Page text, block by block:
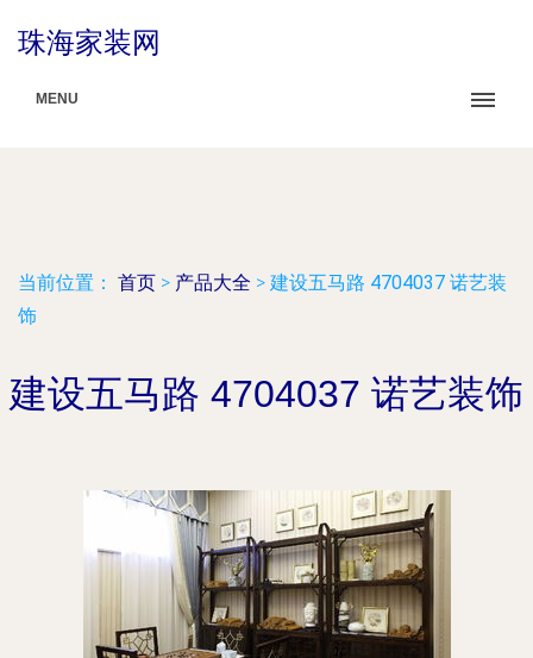
珠海家装网
MENU
当前位置： 首页 > 产品大全 > 建设五马路 4704037 诺艺装
饰
建设五马路 4704037 诺艺装饰